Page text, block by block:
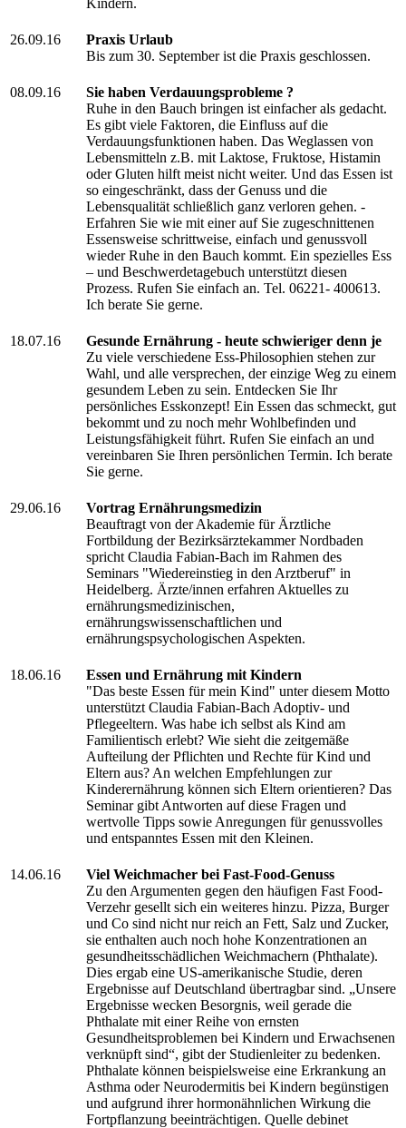
26.09.16
Praxis Urlaub
Bis zum 30. September ist die Praxis geschlossen.
08.09.16
Sie haben Verdauungsprobleme ?
Ruhe in den Bauch bringen ist einfacher als gedacht.
Es gibt viele Faktoren, die Einfluss auf die
Verdauungsfunktionen haben. Das Weglassen von
Lebensmitteln z.B. mit Laktose, Fruktose, Histamin
oder Gluten hilft meist nicht weiter. Und das Essen ist
so eingeschränkt, dass der Genuss und die
Lebensqualität schließlich ganz verloren gehen. -
Erfahren Sie wie mit einer auf Sie zugeschnittenen
Essensweise schrittweise, einfach und genussvoll
wieder Ruhe in den Bauch kommt. Ein spezielles Ess
– und Beschwerdetagebuch unterstützt diesen
Prozess. Rufen Sie einfach an. Tel. 06221- 400613.
Ich berate Sie gerne.
18.07.16
Gesunde Ernährung - heute schwieriger denn je
Zu viele verschiedene Ess-Philosophien stehen zur
Wahl, und alle versprechen, der einzige Weg zu einem
gesundem Leben zu sein. Entdecken Sie Ihr
persönliches Esskonzept! Ein Essen das schmeckt, gut
bekommt und zu noch mehr Wohlbefinden und
Leistungsfähigkeit führt. Rufen Sie einfach an und
vereinbaren Sie Ihren persönlichen Termin. Ich berate
Sie gerne.
29.06.16
Vortrag Ernährungsmedizin
Beauftragt von der Akademie für Ärztliche
Fortbildung der Bezirksärztekammer Nordbaden
spricht Claudia Fabian-Bach im Rahmen des
Seminars "Wiedereinstieg in den Arztberuf" in
Heidelberg. Ärzte/innen erfahren Aktuelles zu
ernährungsmedizinischen,
ernährungswissenschaftlichen und
ernährungspsychologischen Aspekten.
18.06.16
Essen und Ernährung mit Kindern
"Das beste Essen für mein Kind" unter diesem Motto
unterstützt Claudia Fabian-Bach Adoptiv- und
Pflegeeltern. Was habe ich selbst als Kind am
Familientisch erlebt? Wie sieht die zeitgemäße
Aufteilung der Pflichten und Rechte für Kind und
Eltern aus? An welchen Empfehlungen zur
Kinderernährung können sich Eltern orientieren? Das
Seminar gibt Antworten auf diese Fragen und
wertvolle Tipps sowie Anregungen für genussvolles
und entspanntes Essen mit den Kleinen.
14.06.16
Viel Weichmacher bei Fast-Food-Genuss
Zu den Argumenten gegen den häufigen Fast Food-
Verzehr gesellt sich ein weiteres hinzu. Pizza, Burger
und Co sind nicht nur reich an Fett, Salz und Zucker,
sie enthalten auch noch hohe Konzentrationen an
gesundheitsschädlichen Weichmachern (Phthalate).
Dies ergab eine US-amerikanische Studie, deren
Ergebnisse auf Deutschland übertragbar sind. „Unsere
Ergebnisse wecken Besorgnis, weil gerade die
Phthalate mit einer Reihe von ernsten
Gesundheitsproblemen bei Kindern und Erwachsenen
verknüpft sind“, gibt der Studienleiter zu bedenken.
Phthalate können beispielsweise eine Erkrankung an
Asthma oder Neurodermitis bei Kindern begünstigen
und aufgrund ihrer hormonähnlichen Wirkung die
Fortpflanzung beeinträchtigen. Quelle debinet